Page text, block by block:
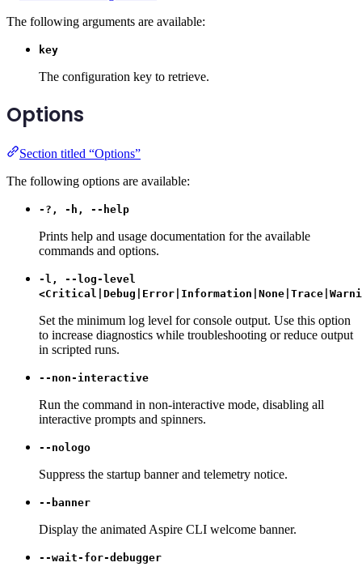
The following arguments are available:
key
The configuration key to retrieve.
Options
Section titled “Options”
The following options are available:
-?, -h, --help
Prints help and usage documentation for the available
commands and options.
-l, --log-level
Set the minimum log level for console output. Use this option
to increase diagnostics while troubleshooting or reduce output
in scripted runs.
--non-interactive
Run the command in non-interactive mode, disabling all
interactive prompts and spinners.
--nologo
Suppress the startup banner and telemetry notice.
--banner
Display the animated Aspire CLI welcome banner.
--wait-for-debugger